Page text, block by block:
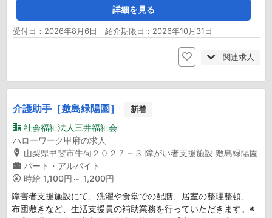
詳細を見る
受付日：2026年8月6日 紹介期限日：2026年10月31日
関連求人
介護助手［敷島緑陽園］ 新着
社会福祉法人三井福祉会
ハローワーク甲府の求人
山梨県甲斐市牛句２０２７－３ 障がい者支援施設 敷島緑陽園
パート・アルバイト
時給 1,100円～ 1,200円
障害者支援施設にて、洗濯や食堂での配膳、居室の整理整頓、
布団敷きなど、生活支援員の補助業務を行っていただきます。※